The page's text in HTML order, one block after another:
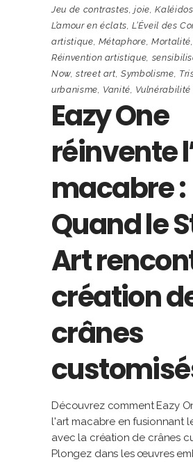
Jeu de contrastes,joie,
L’amour en éclats,L’Éveil des
artistique, Métaphore, Mortalité
Réinvention artistique,
Now,street art,Symbolisme,
urbanisme, Vanité, Vulnérabilité
Eazy One
réinvente
macabre :
Quand le
Art
création
crânes
Découvrez comment Eazy
l'art macabre en fusionnant
avec la création de crânes
Plongez dans les œuvres